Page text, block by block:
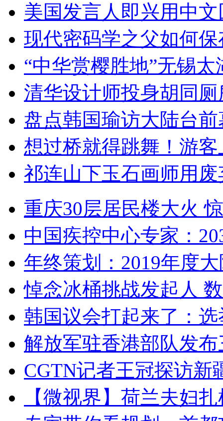
美国发言人即兴用中
现代密码学之父如何
“中华赏樱胜地”无锡
清华设计师投身胡同
盘点韩国瑜访大陆台
想过桥就得跳舞！游客
祁连山下玉石画师用
重庆30层居民楼大火
中国疾控中心专家：
年终策划：2019年度
悼念冰桶挑战发起人
韩国议会打起来了：
解放军驻香港部队发
CGTN记者王冠探访新
【微视界】荷兰夫妇